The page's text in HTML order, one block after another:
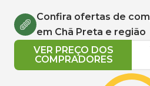
Confira ofertas de
em Chã Preta e região
VER PREÇO DOS
COMPRADORES